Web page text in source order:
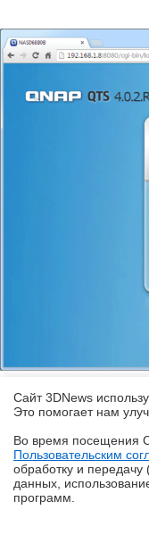
Обзор HUAWEI MatePad
планшет с раритетной
В последний раз
накопительQNAPс
системой QTS
новинкой
есть ряд
Сайт 3DNews
Это помогает нам
Во время посещения
Пользовательским
обработку и передачу
данных,
программ.